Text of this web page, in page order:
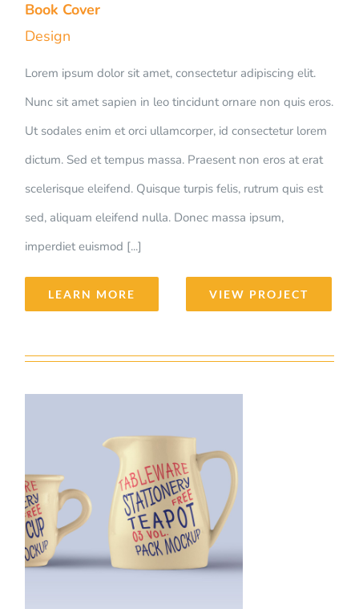
Book Cover
Design
Lorem ipsum dolor sit amet, consectetur adipiscing elit.
Nunc sit amet sapien in leo tincidunt ornare non quis eros.
Ut sodales enim et orci ullamcorper, id consectetur lorem
dictum. Sed et tempus massa. Praesent non eros at erat
scelerisque eleifend. Quisque turpis felis, rutrum quis est
sed, aliquam eleifend nulla. Donec massa ipsum,
imperdiet euismod [...]
LEARN MORE VIEW PROJECT